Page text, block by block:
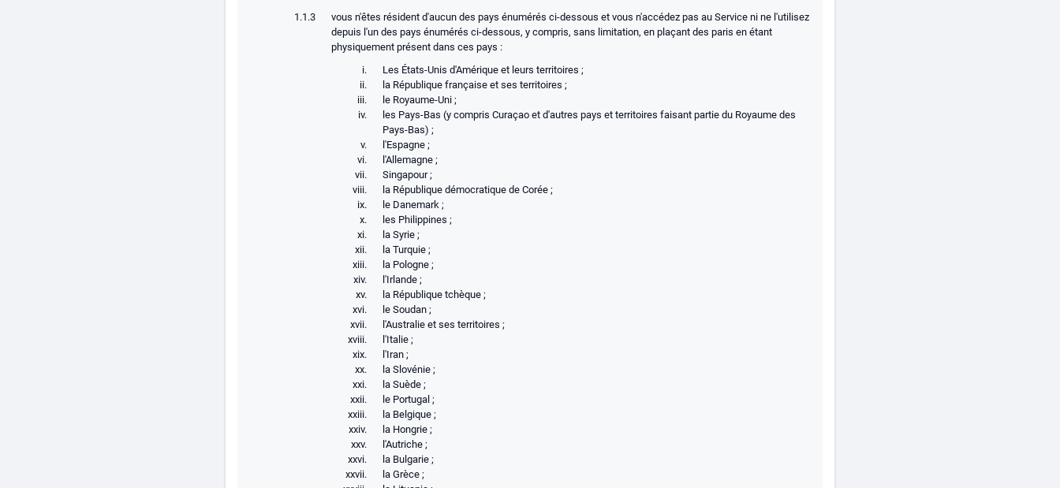
vous n'êtes résident d'aucun des pays énumérés ci-dessous et vous n'accédez pas au Service ni ne l'utilisez
depuis l'un des pays énumérés ci-dessous, y compris, sans limitation, en plaçant des paris en étant
physiquement présent dans ces pays :
Les États-Unis d'Amérique et leurs territoires ;
la République française et ses territoires ;
le Royaume-Uni ;
les Pays-Bas (y compris Curaçao et d'autres pays et territoires faisant partie du Royaume des
Pays-Bas) ;
l'Espagne ;
l'Allemagne ;
Singapour ;
la République démocratique de Corée ;
le Danemark ;
les Philippines ;
la Syrie ;
la Turquie ;
la Pologne ;
l'Irlande ;
la République tchèque ;
le Soudan ;
l'Australie et ses territoires ;
l'Italie ;
l'Iran ;
la Slovénie ;
la Suède ;
le Portugal ;
la Belgique ;
la Hongrie ;
l'Autriche ;
la Bulgarie ;
la Grèce ;